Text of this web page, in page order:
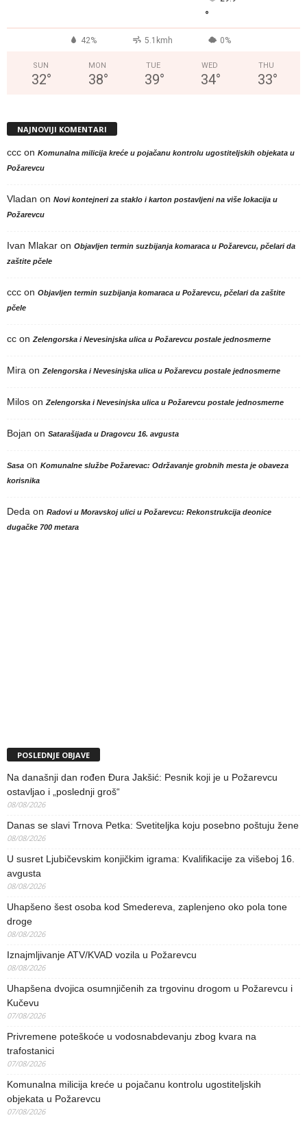
°
42% 5.1kmh 0%
SUN
32°
MON
38°
TUE
39°
WED
34°
THU
33°
NAJNOVIJI KOMENTARI
ccc on Komunalna milicija kreće u pojačanu kontrolu ugostiteljskih objekata u
Požarevcu
Vladan on Novi kontejneri za staklo i karton postavljeni na više lokacija u
Požarevcu
Ivan Mlakar on Objavljen termin suzbijanja komaraca u Požarevcu, pčelari da
zaštite pčele
ccc on Objavljen termin suzbijanja komaraca u Požarevcu, pčelari da zaštite
pčele
cc on Zelengorska i Nevesinjska ulica u Požarevcu postale jednosmerne
Mira on Zelengorska i Nevesinjska ulica u Požarevcu postale jednosmerne
Milos on Zelengorska i Nevesinjska ulica u Požarevcu postale jednosmerne
Bojan on Satarašijada u Dragovcu 16. avgusta
Sasa on Komunalne službe Požarevac: Održavanje grobnih mesta je obaveza
korisnika
Deda on Radovi u Moravskoj ulici u Požarevcu: Rekonstrukcija deonice
dugačke 700 metara
POSLEDNJE OBJAVE
Na današnji dan rođen Đura Jakšić: Pesnik koji je u Požarevcu
ostavljao i „poslednji groš“
08/08/2026
Danas se slavi Trnova Petka: Svetiteljka koju posebno poštuju žene
08/08/2026
U susret Ljubičevskim konjičkim igrama: Kvalifikacije za višeboj 16.
avgusta
08/08/2026
Uhapšeno šest osoba kod Smedereva, zaplenjeno oko pola tone
droge
08/08/2026
Iznajmljivanje ATV/KVAD vozila u Požarevcu
08/08/2026
Uhapšena dvojica osumnjičenih za trgovinu drogom u Požarevcu i
Kučevu
07/08/2026
Privremene poteškoće u vodosnabdevanju zbog kvara na
trafostanici
07/08/2026
Komunalna milicija kreće u pojačanu kontrolu ugostiteljskih
objekata u Požarevcu
07/08/2026